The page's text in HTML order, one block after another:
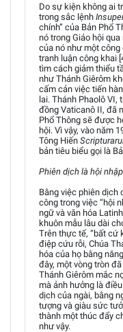
Do sự kiện không ai
trong sắc lệnh
chính” của Bản Phổ
nó trong Giáo hội
của nó như một
tranh luận công khai
tìm cách giảm thiểu
như Thánh Giêrôm
cấm cản việc tiến
lai. Thánh Phaolô VI,
đồng Vaticanô II, đã
Phổ Thông sẽ được
hội. Vì vậy, vào năm
Tông Hiến
bản tiêu biểu gọi là
Phiên dịch là hội
Bằng việc phiên dịch
công trong việc “hội
ngữ và văn hóa
khuôn mẫu lâu dài
Trên thực tế, “bất cứ
điệp cứu rỗi, Chúa
hóa của họ bằng
đây, một vòng tròn
Thánh Giêrôm mắc
mà ảnh hưởng là
dịch của ngài, bằng
tượng và giàu sức
thành một thúc đẩy
như vậy.